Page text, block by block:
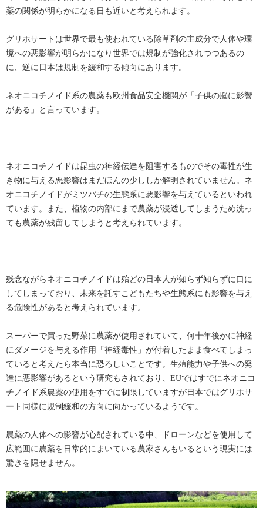
薬の関係が明らかになる日も近いと考えられます。
グリホサートは世界で最も使われている除草剤の主成分で人体や環
境への悪影響が明らかになり世界では規制が強化されつつあるの
に、逆に日本は規制を緩和する傾向にあります。
ネオニコチノイド系の農薬も欧州食品安全機関が「子供の脳に影響
がある」と言っています。
ネオニコチノイドは昆虫の神経伝達を阻害するものでその毒性が生
き物に与える悪影響はまだほんの少ししか解明されていません。ネ
オニコチノイドがミツバチの生態系に悪影響を与えているといわれ
ています。また、植物の内部にまで農薬が浸透してしまうため洗っ
ても農薬が残留してしまうと考えられています。
残念ながらネオニコチノイドは殆どの日本人が知らず知らずに口に
してしまっており、未来を託すこどもたちや生態系にも影響を与え
る危険性があると考えられています。
スーパーで買った野菜に農薬が使用されていて、何十年後かに神経
にダメージを与える作用「神経毒性」が付着したまま食べてしまっ
ていると考えたら本当に恐ろしいことです。生殖能力や子供への発
達に悪影響があるという研究もされており、EUではすでにネオニコ
チノイド系農薬の使用をすでに制限していますが日本ではグリホサ
ート同様に規制緩和の方向に向かっているようです。
農薬の人体への影響が心配されている中、ドローンなどを使用して
広範囲に農薬を日常的にまいている農家さんもいるという現実には
驚きを隠せません。